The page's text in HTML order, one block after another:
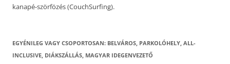
kanapé-szörfözés (CouchSurfing).
EGYÉNILEG VAGY CSOPORTOSAN: BELVÁROS, PARKOLÓHELY, ALL-
INCLUSIVE, DIÁKSZÁLLÁS, MAGYAR IDEGENVEZETŐ